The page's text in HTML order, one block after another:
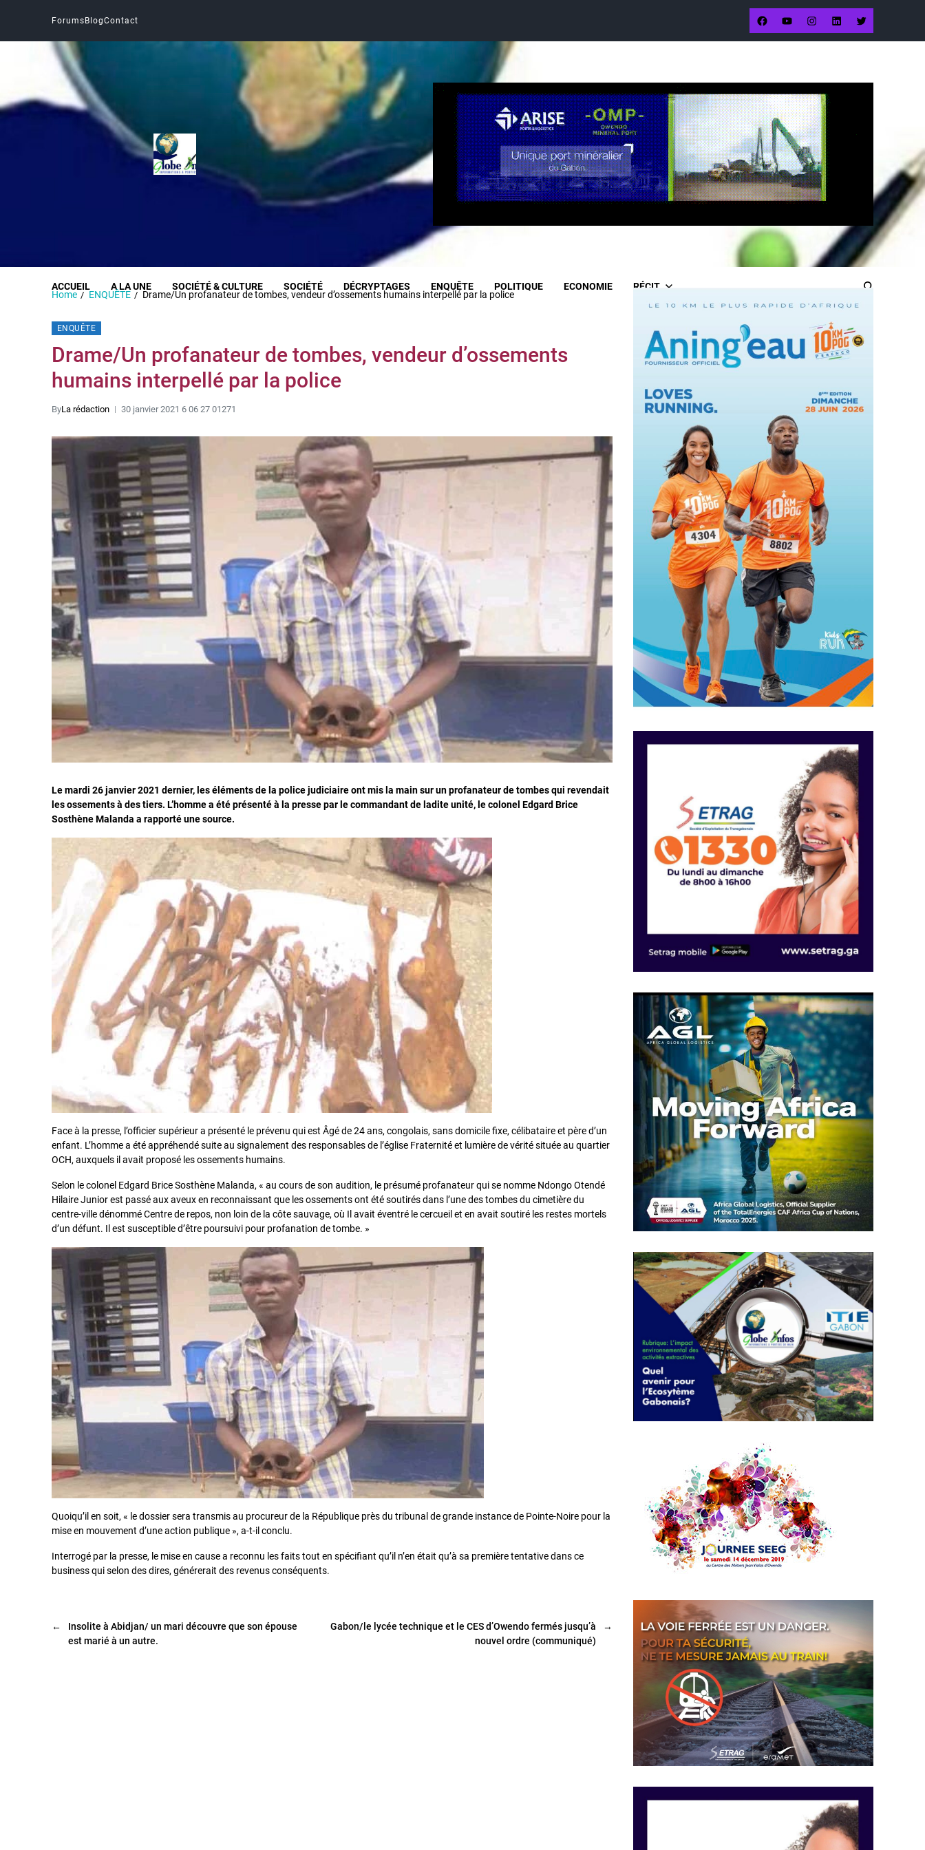
Forums BlogContact
ACCUEIL A LA UNE SOCIÉTÉ & CULTURE SOCIÉTÉ DÉCRYPTAGES ENQUÊTE POLITIQUE ECONOMIE RÉCIT
Home ENQUÊTE Drame/Un profanateur de tombes, vendeur d’ossements humains interpellé par la police
ENQUÊTE
Drame/Un profanateur de tombes, vendeur d’ossements
humains interpellé par la police
ByLa rédaction 30 janvier 2021 6 06 27 01271
Le mardi 26 janvier 2021 dernier, les éléments de la police judiciaire ont mis la main sur un profanateur de tombes qui revendait
les ossements à des tiers. L’homme a été présenté à la presse par le commandant de ladite unité, le colonel Edgard Brice
Sosthène Malanda a rapporté une source.
Face à la presse, l’officier supérieur a présenté le prévenu qui est Âgé de 24 ans, congolais, sans domicile fixe, célibataire et père d’un
enfant. L’homme a été appréhendé suite au signalement des responsables de l’église Fraternité et lumière de vérité située au quartier
OCH, auxquels il avait proposé les ossements humains.
Selon le colonel Edgard Brice Sosthène Malanda, « au cours de son audition, le présumé profanateur qui se nomme Ndongo Otendé
Hilaire Junior est passé aux aveux en reconnaissant que les ossements ont été soutirés dans l’une des tombes du cimetière du
centre-ville dénommé Centre de repos, non loin de la côte sauvage, où Il avait éventré le cercueil et en avait soutiré les restes mortels
d’un défunt. Il est susceptible d’être poursuivi pour profanation de tombe. »
Quoiqu’il en soit, « le dossier sera transmis au procureur de la République près du tribunal de grande instance de Pointe-Noire pour la
mise en mouvement d’une action publique », a-t-il conclu.
Interrogé par la presse, le mise en cause a reconnu les faits tout en spécifiant qu’il n’en était qu’à sa première tentative dans ce
business qui selon des dires, générerait des revenus conséquents.
←
Insolite à Abidjan/ un mari découvre que son épouse
est marié à un autre.
→
Gabon/le lycée technique et le CES d’Owendo fermés jusqu’à
nouvel ordre (communiqué)